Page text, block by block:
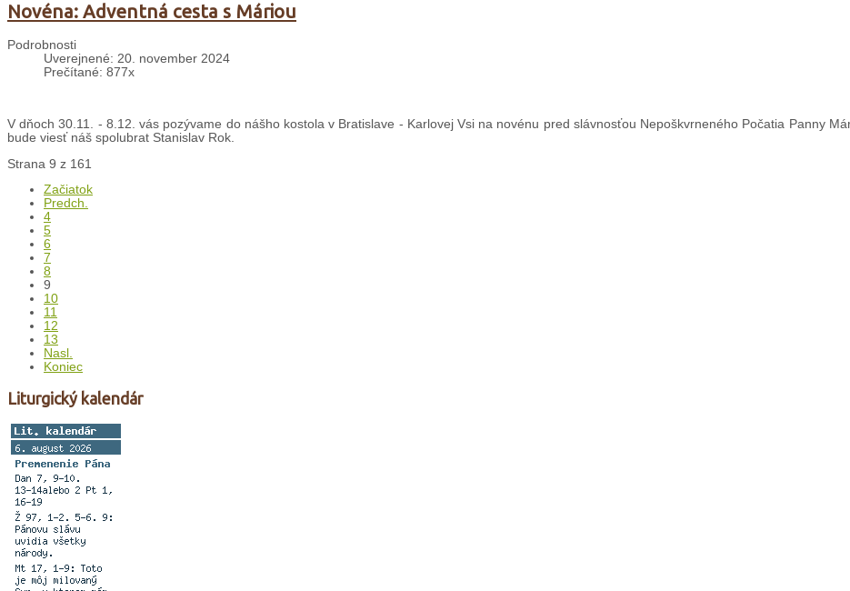
Novéna: Adventná cesta s Máriou
Podrobnosti
Uverejnené: 20. november 2024
Prečítané: 877x
V dňoch 30.11. - 8.12. vás pozývame do nášho kostola v Bratislave - Karlovej Vsi na novénu pred slávnosťou Nepoškvrneného Počatia Panny
bude viesť náš spolubrat Stanislav Rok.
Strana 9 z 161
Začiatok
Predch.
4
5
6
7
8
9
10
11
12
13
Nasl.
Koniec
Liturgický kalendár